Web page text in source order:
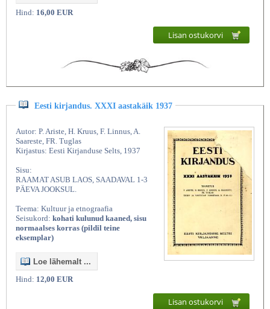
Hind: 16,00 EUR
Lisan ostukorvi
Eesti kirjandus. XXXI aastakäik 1937
Autor: P. Ariste, H. Kruus, F. Linnus, A.
Saareste, FR. Tuglas
Kirjastus: Eesti Kirjanduse Selts, 1937
Sisu:
RAAMAT ASUB LAOS, SAADAVAL 1-3
PÄEVA JOOKSUL.
Teema: Kultuur ja etnograafia
Seisukord: kohati kulunud kaaned, sisu
normaalses korras (pildil teine
eksemplar)
Loe lähemalt ...
Hind: 12,00 EUR
Lisan ostukorvi